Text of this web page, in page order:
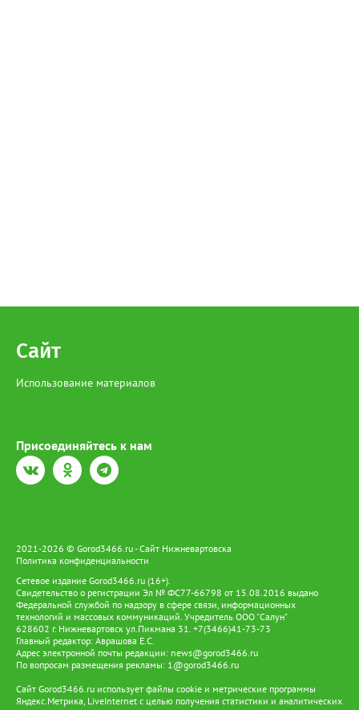
Сайт
Использование материалов
Присоединяйтесь к нам
2021-2026 © Gorod3466.ru - Сайт Нижневартовска
Политика конфиденциальности
Сетевое издание Gorod3466.ru (16+).
Свидетельство о регистрации Эл № ФС77-66798 от 15.08.2016 выдано
Федеральной службой по надзору в сфере связи, информационных
технологий и массовых коммуникаций. Учредитель ООО "Салун"
628602 г. Нижневартовск ул.Пикмана 31. +7(3466)41-73-73
Главный редактор: Аврашова Е.С.
Адрес электронной почты редакции: news@gorod3466.ru
По вопросам размещения рекламы: 1@gorod3466.ru
Сайт Gorod3466.ru использует файлы cookie и метрические программы
Яндекс.Метрика, LiveInternet с целью получения статистики и аналитических